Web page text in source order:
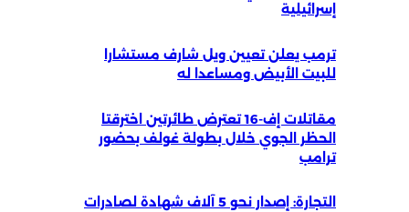
إسرائيلية
ترمب يعلن تعيين ويل شارف مستشارا
للبيت الأبيض ومساعدا له
مقاتلات إف-16 تعترض طائرتين اخترقتا
الحظر الجوي خلال بطولة غولف بحضور
ترامب
التجارة: إصدار نحو 5 آلاف شهادة لصادرات